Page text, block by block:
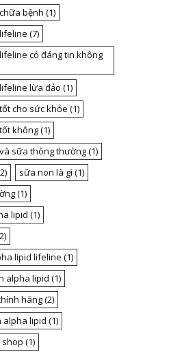
bệnh (1)
(7)
có đáng tin không
lừa đảo (1)
cho sức khỏe (1)
không(1)
sữa thông thường(1)
sữa non là gì (1)
(1)
lipid (1)
lipid lifeline (1)
alpha lipid (1)
hãng(2)
alpha lipid (1)
(1)